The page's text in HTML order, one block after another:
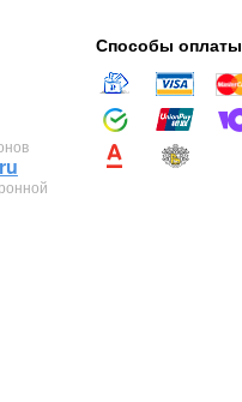
Способы оплаты